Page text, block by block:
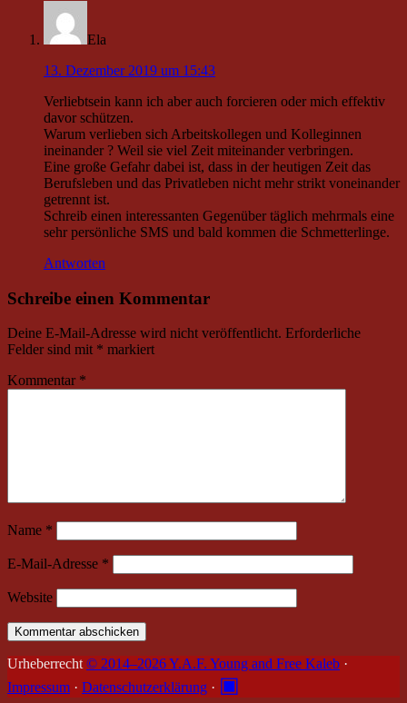
Ela
13. Dezember 2019 um 15:43
Verliebtsein kann ich aber auch forcieren oder mich effektiv
davor schützen.
Warum verlieben sich Arbeitskollegen und Kolleginnen
ineinander ? Weil sie viel Zeit miteinander verbringen.
Eine große Gefahr dabei ist, dass in der heutigen Zeit das
Berufsleben und das Privatleben nicht mehr strikt voneinander
getrennt ist.
Schreib einen interessanten Gegenüber täglich mehrmals eine
sehr persönliche SMS und bald kommen die Schmetterlinge.
Antworten
Schreibe einen Kommentar
Deine E-Mail-Adresse wird nicht veröffentlicht. Erforderliche
Felder sind mit * markiert
Kommentar *
Name *
E-Mail-Adresse *
Website
Urheberrecht© 2014–2026 Y.A.F. Young and Free Kaleb ·
Impressum · Datenschutzerklärung · ▣